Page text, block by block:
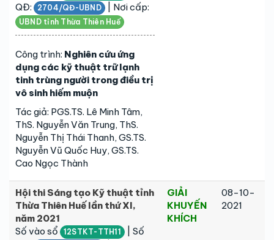
QĐ:
2704/QĐ-UBND | Nơi cấp:
UBND tỉnh Thừa Thiên Huế
Công trình: Nghiên cứu ứng
dụng các kỹ thuật trữ lạnh
tinh trùng người trong điều trị
vô sinh hiếm muộn
Tác giả: PGS.TS. Lê Minh Tâm,
ThS. Nguyễn Văn Trung, ThS.
Nguyễn Thị Thái Thanh, GS.TS.
Nguyễn Vũ Quốc Huy, GS.TS.
Cao Ngọc Thành
Hội thi Sáng tạo Kỹ thuật tỉnh
Thừa Thiên Huế lần thứ XI,
năm 2021
Số vào sổ
12STKT-TTH11 | Số
GIẢI
KHUYẾN
KHÍCH
08-10-
2021